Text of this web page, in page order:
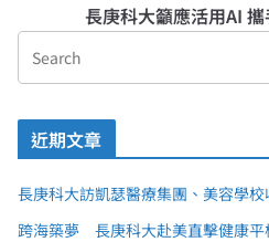
長庚科大籲應活用AI
近期文章
長庚科大訪凱瑟醫療集團、美容學校
跨海築夢 長庚科大赴美直擊健康平